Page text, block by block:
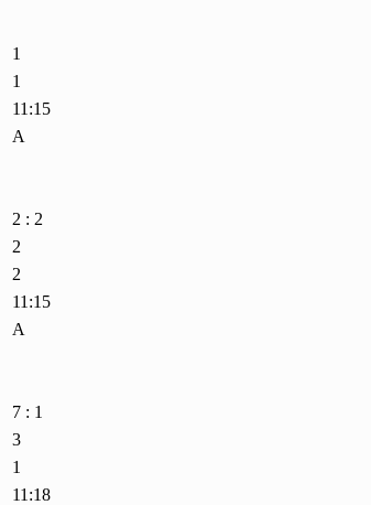
1
1
11:15
A
2 : 2
2
2
11:15
A
7 : 1
3
1
11:18